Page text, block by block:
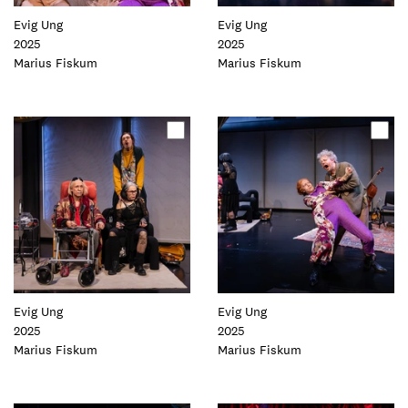
Evig Ung
2025
Foto:
Marius Fiskum
Evig Ung
2025
Foto:
Marius Fiskum
Oppdater
dette
elementet
Evig Ung
2025
Foto:
Marius Fiskum
Oppdater
elementet
Evig Ung
2025
Foto:
Marius Fiskum